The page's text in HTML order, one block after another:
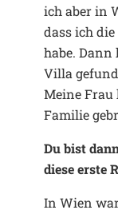
ich aber in
dass ich
habe. Dann
Villa
Meine Frau
Familie
Du bist
diese erste
In Wien